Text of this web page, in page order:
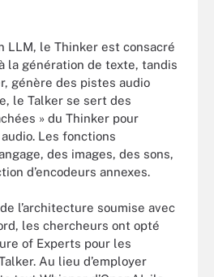
LLM, le Thinker est consacré
la génération de texte, tandis
génère des pistes audio
le Talker se sert des
» du Thinker pour
Les fonctions
des images, des sons,
d’encodeurs annexes.
l’architecture soumise avec
les chercheurs ont opté
of Experts pour les
Au lieu d’employer